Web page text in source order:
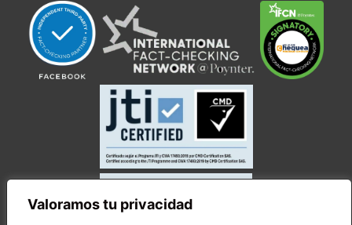
Valoramos tu privacidad